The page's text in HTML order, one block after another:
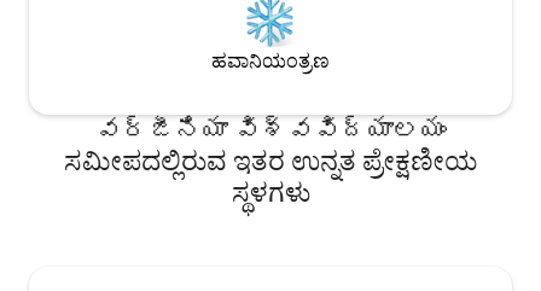
ಹವಾನಿಯಂತ್ರಣ
వర్జీనియా విశ్వవిద్యాలయం
ಸಮೀಪದಲ್ಲಿರುವ ಇತರ ಉನ್ನತ ಪ್ರೇಕ್ಷಣೀಯ
ಸ್ಥಳಗಳು